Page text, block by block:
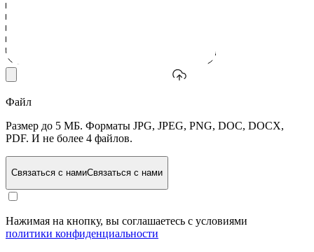
Файл
Размер до 5 МБ. Форматы JPG, JPEG, PNG, DOC, DOCX,
PDF. И не более 4 файлов.
Связаться с намиСвязаться с нами
Нажимая на кнопку, вы соглашаетесь с условиями
политики конфиденциальности